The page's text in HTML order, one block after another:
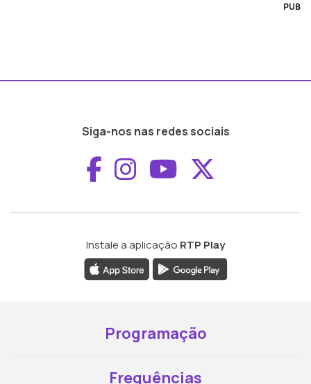
PUB
Siga-nos nas redes sociais
Aceder ao
Aceder ao
Aceder ao
Instale a aplicação RTP Play
Programação
Frequências